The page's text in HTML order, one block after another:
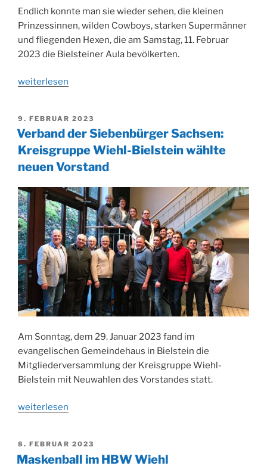
Endlich konnte man sie wieder sehen, die kleinen
Prinzessinnen, wilden Cowboys, starken Supermänner
und fliegenden Hexen, die am Samstag, 11. Februar
2023 die Bielsteiner Aula bevölkerten.
„Kinderkarneval
450
Kinder
verwandelten
die
in
Bielstein
in
eine
bunte
Märchen-
und
Abenteuerwelt“
weiterlesen
VERÖFFENTLICHT
AM
9. FEBRUAR 2023
Verband der Siebenbürger Sachsen:
Kreisgruppe Wiehl-Bielstein wählte
neuen Vorstand
Am Sonntag, dem 29. Januar 2023 fand im
evangelischen Gemeindehaus in Bielstein die
Mitgliederversammlung der Kreisgruppe Wiehl-
Bielstein mit Neuwahlen des Vorstandes statt.
„Verband
Sachsen:
Kreisgruppe
weiterlesen
VERÖFFENTLICHT
AM
8. FEBRUAR 2023
Maskenball im HBW Wiehl